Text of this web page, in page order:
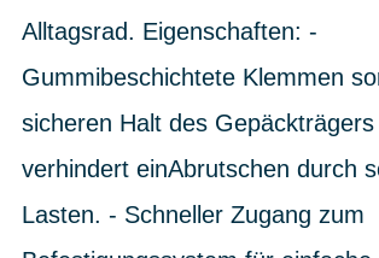
Alltagsrad. Eigenschaften: -
Gummibeschichtete Klemmen
sicheren Halt des Gepäckträgers
verhindert einAbrutschen durch
Lasten. - Schneller Zugang zum